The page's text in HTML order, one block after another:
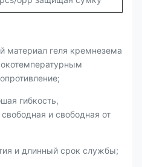
материал геля кремнезема
гибкость,
и свободная от
и длинный срок службы;